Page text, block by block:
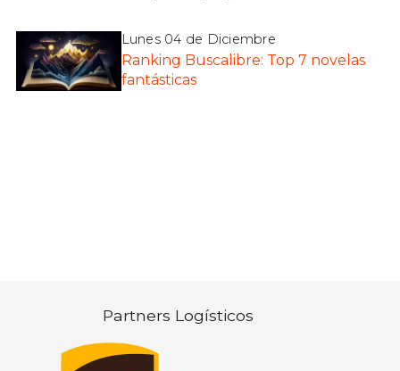
Lunes 04 de Diciembre
Ranking Buscalibre: Top 7 novelas
fantásticas
Partners Logísticos